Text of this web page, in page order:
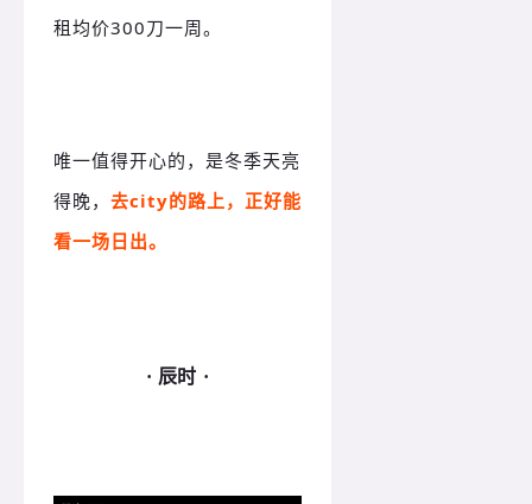
租均价300刀一周。
唯一值得开心的，是冬季天亮
得晚， 去city的路上，正好能
看一场日出。
· 辰时 ·